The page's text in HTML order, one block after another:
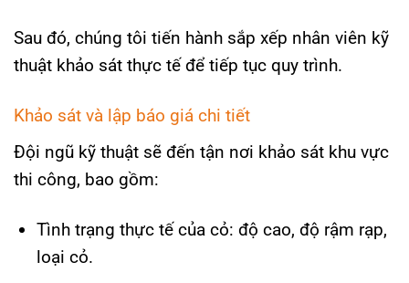
Sau đó, chúng tôi tiến hành sắp xếp nhân viên kỹ
thuật khảo sát thực tế để tiếp tục quy trình.
Khảo sát và lập báo giá chi tiết
Đội ngũ kỹ thuật sẽ đến tận nơi khảo sát khu vực
thi công, bao gồm:
Tình trạng thực tế của cỏ: độ cao, độ rậm rạp,
loại cỏ.